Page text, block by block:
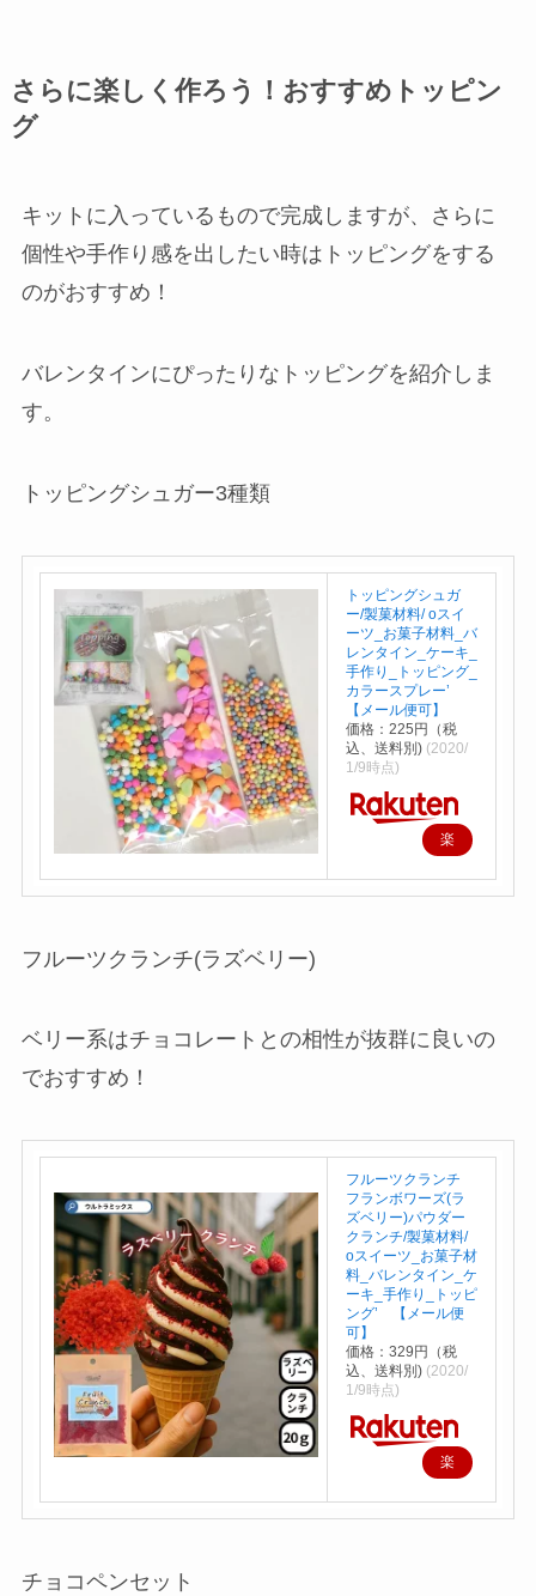
さらに楽しく作ろう！おすすめトッピン
グ
キットに入っているもので完成しますが、さらに
個性や手作り感を出したい時はトッピングをする
のがおすすめ！
バレンタインにぴったりなトッピングを紹介しま
す。
トッピングシュガー3種類
トッピングシュガ
ー/製菓材料/ оスイ
ーツ_お菓子材料_バ
レンタイン_ケーキ_
手作り_トッピング_
カラースプレー’
【メール便可】
価格：225円（税
込、送料別) (2020/
1/9時点)
楽
フルーツクランチ(ラズベリー)
ベリー系はチョコレートとの相性が抜群に良いの
でおすすめ！
フルーツクランチ
フランボワーズ(ラ
ズベリー)パウダー
クランチ/製菓材料/
оスイーツ_お菓子材
料_バレンタイン_ケ
ーキ_手作り_トッピ
ング’ 【メール便
可】
価格：329円（税
込、送料別) (2020/
1/9時点)
楽
チョコペンセット